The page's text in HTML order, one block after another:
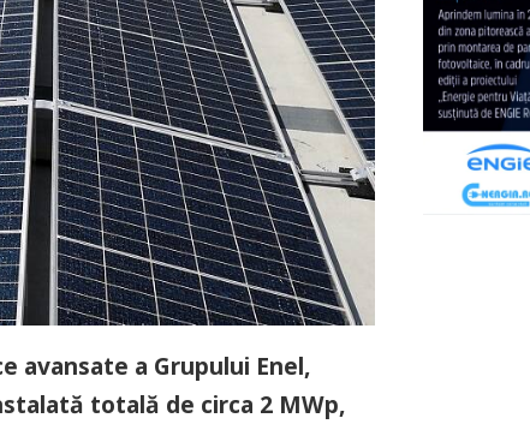
avansate a Grupului Enel,
totală de circa 2 MWp,